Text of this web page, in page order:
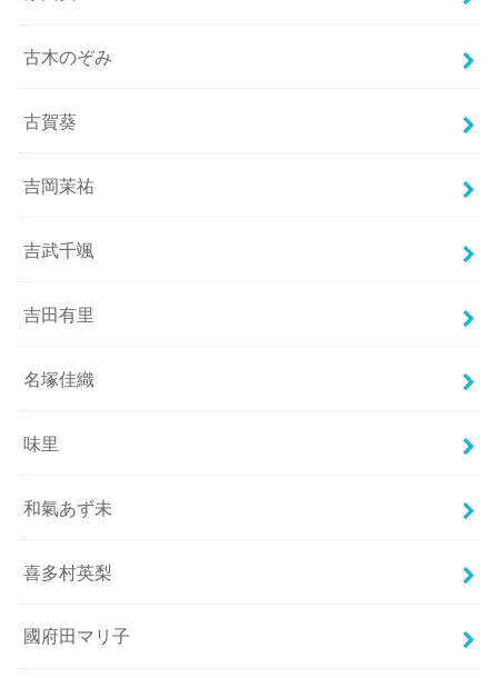
古木のぞみ
古賀葵
吉岡茉祐
吉武千颯
吉田有里
名塚佳織
味里
和氣あず未
喜多村英梨
國府田マリ子